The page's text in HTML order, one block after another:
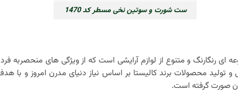
ست شورت و سوتین نخی مسطر کد 1470
ای رنگارنگ و متنوع از لوازم آرایشی است که از ویژگی‌ های منحصربه
محصولات برند کالیستا بر اساس نیاز دنیای مدرن امروز و با
صورت گرفته است.